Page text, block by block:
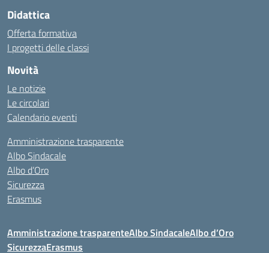
Didattica
Offerta formativa
I progetti delle classi
Novità
Le notizie
Le circolari
Calendario eventi
Amministrazione trasparente
Albo Sindacale
Albo d’Oro
Sicurezza
Erasmus
Amministrazione trasparenteAlbo SindacaleAlbo d’Oro
SicurezzaErasmus